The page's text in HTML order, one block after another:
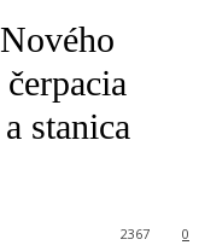
stanica
0
2367